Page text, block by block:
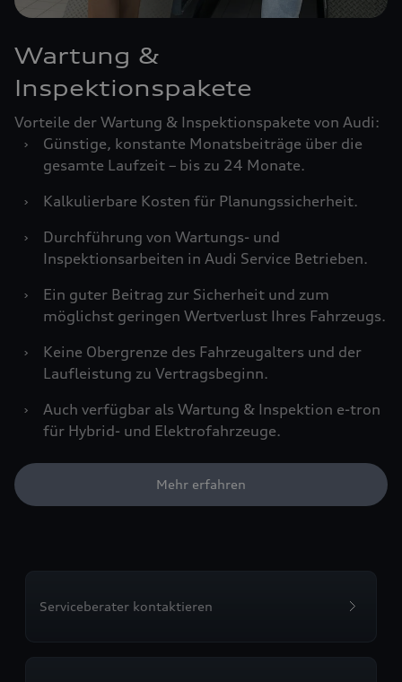
Wartung &
Inspektionspakete
Vorteile der Wartung & Inspektionspakete von Audi:
›
Günstige, konstante Monatsbeiträge über die
gesamte Laufzeit – bis zu 24 Monate.
›
Kalkulierbare Kosten für Planungssicherheit.
›
Durchführung von Wartungs- und
Inspektionsarbeiten in Audi Service Betrieben.
›
Ein guter Beitrag zur Sicherheit und zum
möglichst geringen Wertverlust Ihres Fahrzeugs.
›
Keine Obergrenze des Fahrzeugalters und der
Laufleistung zu Vertragsbeginn.
›
Auch verfügbar als Wartung & Inspektion e-tron
für Hybrid- und Elektrofahrzeuge.
Mehr erfahren
Serviceberater kontaktieren